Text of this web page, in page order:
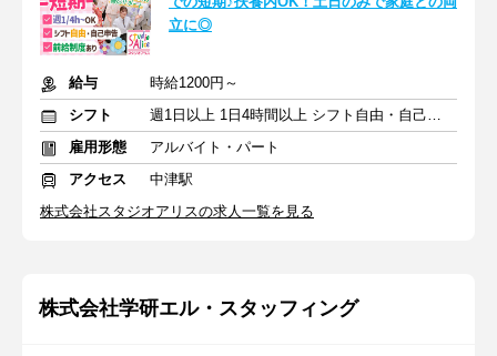
立に◎
給与
時給1200円～
シフト
週1日以上 1日4時間以上 シフト自由・自己申告
雇用形態
アルバイト・パート
アクセス
中津駅
株式会社スタジオアリスの求人一覧を見る
株式会社学研エル・スタッフィング